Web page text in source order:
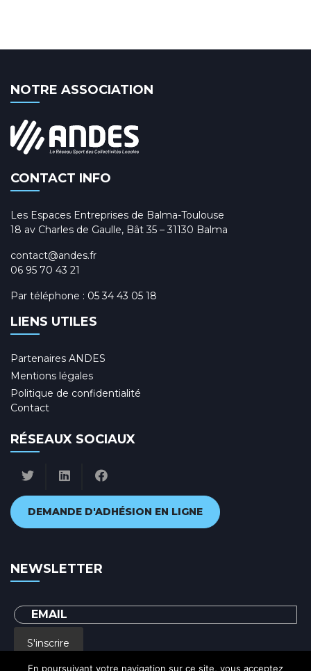
NOTRE ASSOCIATION
CONTACT INFO
Les Espaces Entreprises de Balma-Toulouse
18 av Charles de Gaulle, Bât 35 – 31130 Balma
contact@andes.fr
06 95 70 43 21
Par téléphone : 05 34 43 05 18
LIENS UTILES
Partenaires ANDES
Mentions légales
Politique de confidentialité
Contact
RÉSEAUX SOCIAUX
DEMANDE D'ADHÉSION EN LIGNE
NEWSLETTER
S'inscrire
En poursuivant votre navigation sur ce site, vous acceptez